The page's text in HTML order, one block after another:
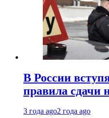
В России
правила сдачи
3 года ago2 года ago